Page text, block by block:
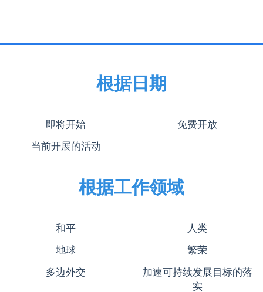
根据日期
即将开始 免费开放
当前开展的活动
根据工作领域
和平 人类
地球 繁荣
多边外交
加速可持续发展目标的落
实